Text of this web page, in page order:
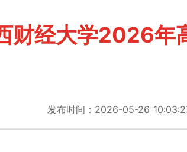
财经大学2026年
发布时间：2026-05-26